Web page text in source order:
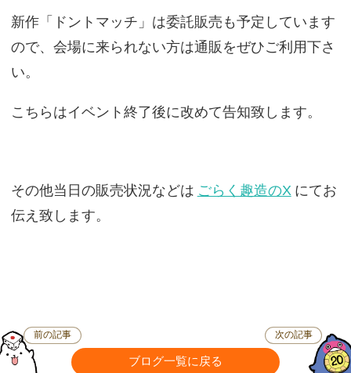
新作「ドントマッチ」は委託販売も予定しています
ので、会場に来られない方は通販をぜひご利用下さ
い。
こちらはイベント終了後に改めて告知致します。
その他当日の販売状況などは ごらく趣造のX にてお
伝え致します。
前の記事
ブログ一覧に戻る
次の記事